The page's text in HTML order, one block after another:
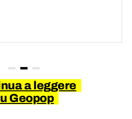
a leggere
Geopop